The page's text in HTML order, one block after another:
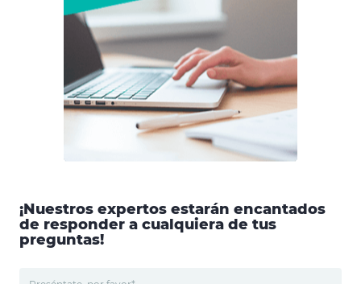
¡Nuestros expertos estarán encantados
de responder a cualquiera de tus
preguntas!